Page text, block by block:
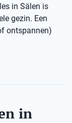
in Sälen is
gezin. Een
ontspannen)
in